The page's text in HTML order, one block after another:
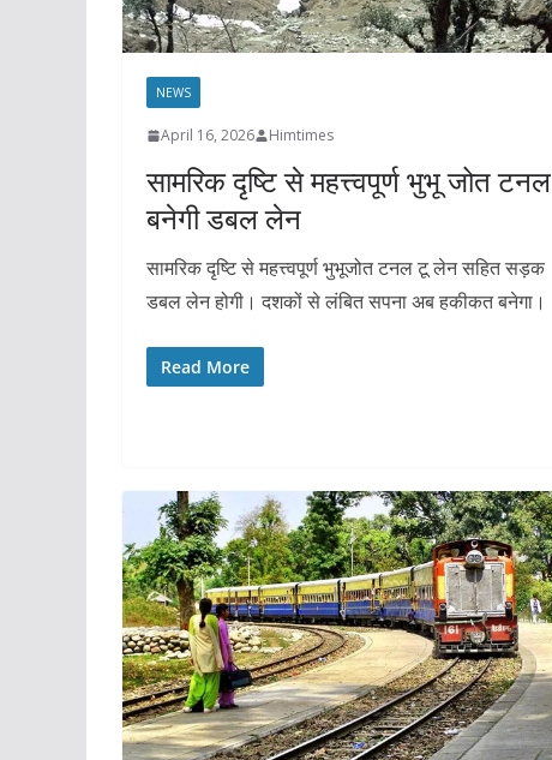
NEWS
April 16, 2026 Himtimes
सामरिक दृष्टि से महत्त्वपूर्ण भुभू जोत टनल
बनेगी डबल लेन
सामरिक दृष्टि से महत्त्वपूर्ण भुभूजोत टनल टू लेन सहित सड़क
डबल लेन होगी। दशकों से लंबित सपना अब हकीकत बनेगा।
Read More